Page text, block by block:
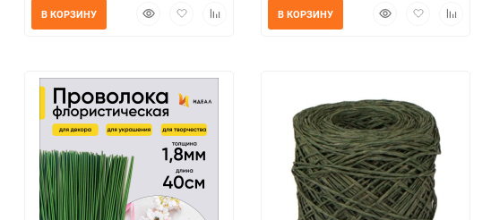
БыстрыйДобавитьДобавить
В КОРЗИНУ
БыстрыйДобавитьДобавить
В КОРЗИНУ